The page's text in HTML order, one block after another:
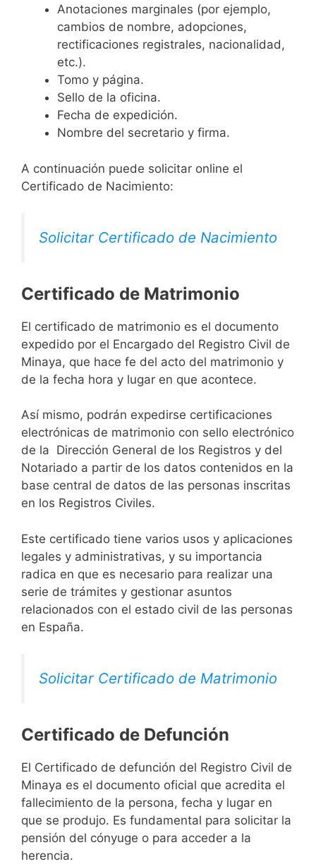
Anotaciones marginales (por ejemplo,
cambios de nombre, adopciones,
rectificaciones registrales, nacionalidad,
etc.).
Tomo y página.
Sello de la oficina.
Fecha de expedición.
Nombre del secretario y firma.
A continuación puede solicitar online el
Certificado de Nacimiento:
Solicitar Certificado de Nacimiento
Certificado de Matrimonio
El certificado de matrimonio es el documento
expedido por el Encargado del Registro Civil de
Minaya, que hace fe del acto del matrimonio y
de la fecha hora y lugar en que acontece.
Así mismo, podrán expedirse certificaciones
electrónicas de matrimonio con sello electrónico
de la Dirección General de los Registros y del
Notariado a partir de los datos contenidos en la
base central de datos de las personas inscritas
en los Registros Civiles.
Este certificado tiene varios usos y aplicaciones
legales y administrativas, y su importancia
radica en que es necesario para realizar una
serie de trámites y gestionar asuntos
relacionados con el estado civil de las personas
en España.
Solicitar Certificado de Matrimonio
Certificado de Defunción
El Certificado de defunción del Registro Civil de
Minaya es el documento oficial que acredita el
fallecimiento de la persona, fecha y lugar en
que se produjo. Es fundamental para solicitar la
pensión del cónyuge o para acceder a la
herencia.